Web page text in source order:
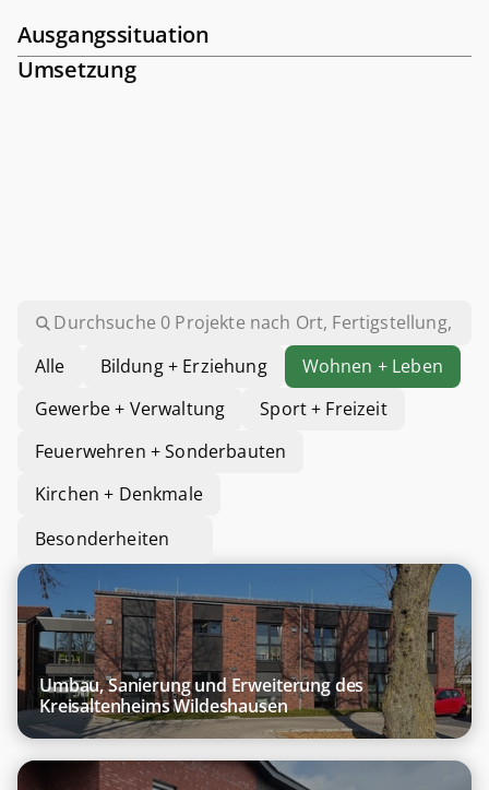
Ausgangssituation
Umsetzung
Alle Bildung + Erziehung
Wohnen + Leben
Gewerbe + Verwaltung
Sport + Freizeit
Feuerwehren + Sonderbauten
Kirchen + Denkmale
Besonderheiten
Alle
Wärmepumpe
Eisspeicher
Solar-
Luftabsorber
Solarthermie
Photovoltaik
Umbau, Sanierung und Erweiterung des
Kreisaltenheims Wildeshausen